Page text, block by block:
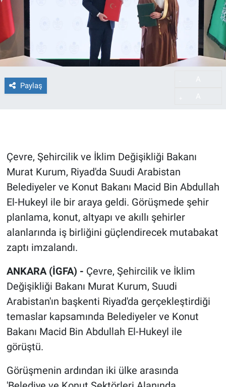
Paylaş
Çevre, Şehircilik ve İklim Değişikliği Bakanı
Murat Kurum, Riyad'da Suudi Arabistan
Belediyeler ve Konut Bakanı Macid Bin Abdullah
El-Hukeyl ile bir araya geldi. Görüşmede şehir
planlama, konut, altyapı ve akıllı şehirler
alanlarında iş birliğini güçlendirecek mutabakat
zaptı imzalandı.
ANKARA (İGFA) - Çevre, Şehircilik ve İklim
Değişikliği Bakanı Murat Kurum, Suudi
Arabistan'ın başkenti Riyad'da gerçekleştirdiği
temaslar kapsamında Belediyeler ve Konut
Bakanı Macid Bin Abdullah El-Hukeyl ile
görüştü.
Görüşmenin ardından iki ülke arasında
Haber Arşivi